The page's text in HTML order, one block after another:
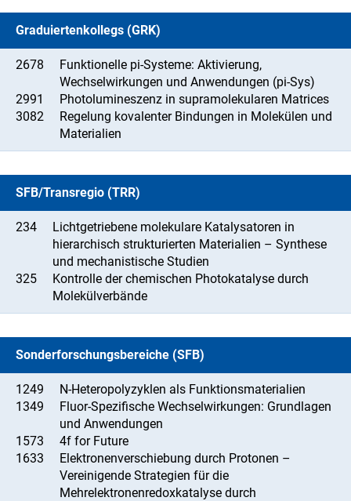
Graduiertenkollegs (GRK)
2678
Funktionelle pi-Systeme: Aktivierung,
Wechselwirkungen und Anwendungen (pi-Sys)
2991
Photolumineszenz in supramolekularen Matrices
3082
Regelung kovalenter Bindungen in Molekülen und
Materialien
SFB/Transregio (TRR)
234
Lichtgetriebene molekulare Katalysatoren in
hierarchisch strukturierten Materialien – Synthese
und mechanistische Studien
325
Kontrolle der chemischen Photokatalyse durch
Molekülverbände
Sonderforschungsbereiche (SFB)
1249
N-Heteropolyzyklen als Funktionsmaterialien
1349
Fluor-Spezifische Wechselwirkungen: Grundlagen
und Anwendungen
1573
4f for Future
1633
Elektronenverschiebung durch Protonen –
Vereinigende Strategien für die
Mehrelektronenredoxkatalyse durch